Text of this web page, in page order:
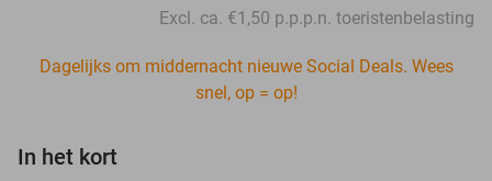
Excl. ca. €1,50 p.p.p.n. toeristenbelasting
Dagelijks om middernacht nieuwe Social Deals. Wees
snel, op = op!
In het kort